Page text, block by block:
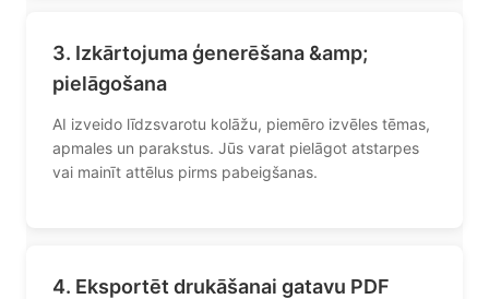
3. Izkārtojuma ģenerēšana &amp;
pielāgošana
AI izveido līdzsvarotu kolāžu, piemēro izvēles tēmas,
apmales un parakstus. Jūs varat pielāgot atstarpes
vai mainīt attēlus pirms pabeigšanas.
4. Eksportēt drukāšanai gatavu PDF